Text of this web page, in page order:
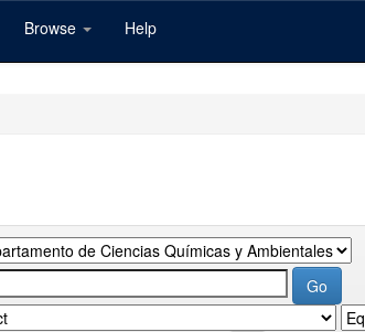
Browse Help